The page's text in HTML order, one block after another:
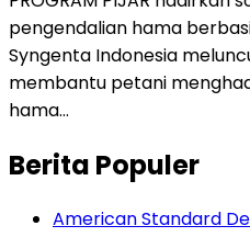
pengendalian hama
Syngenta Indonesia
membantu petani
hama…
Berita Populer
American Standard